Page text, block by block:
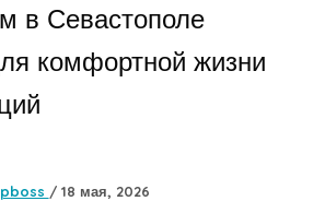
в Севастополе
комфортной жизни
/ 18 мая, 2026